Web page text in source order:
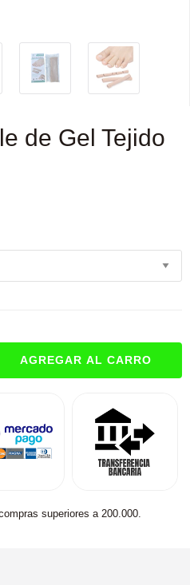
de Gel Tejido
superiores a 200.000.